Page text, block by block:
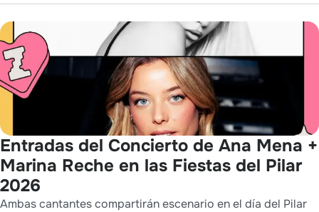
Entradas del Concierto de Ana Mena +
Marina Reche en las Fiestas del Pilar
2026
Ambas cantantes compartirán escenario en el día del Pilar